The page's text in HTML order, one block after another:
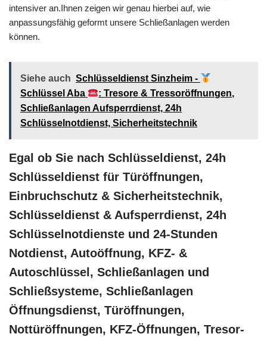
intensiver an.Ihnen zeigen wir genau hierbei auf, wie
anpassungsfähig geformt unsere Schließanlagen werden
können.
Siehe auch Schlüsseldienst Sinzheim -
Schlüssel Aba
: Tresore & Tressoröffnungen,
Schließanlagen Aufsperrdienst, 24h
Schlüsselnotdienst, Sicherheitstechnik
Egal ob Sie nach Schlüsseldienst, 24h
Schlüsseldienst für Türöffnungen,
Einbruchschutz & Sicherheitstechnik,
Schlüsseldienst & Aufsperrdienst, 24h
Schlüsselnotdienste und 24-Stunden
Notdienst, Autoöffnung, KFZ- &
Autoschlüssel, Schließanlagen und
Schließsysteme, Schließanlagen
Öffnungsdienst, Türöffnungen,
Nottüröffnungen, KFZ-Öffnungen, Tresor-